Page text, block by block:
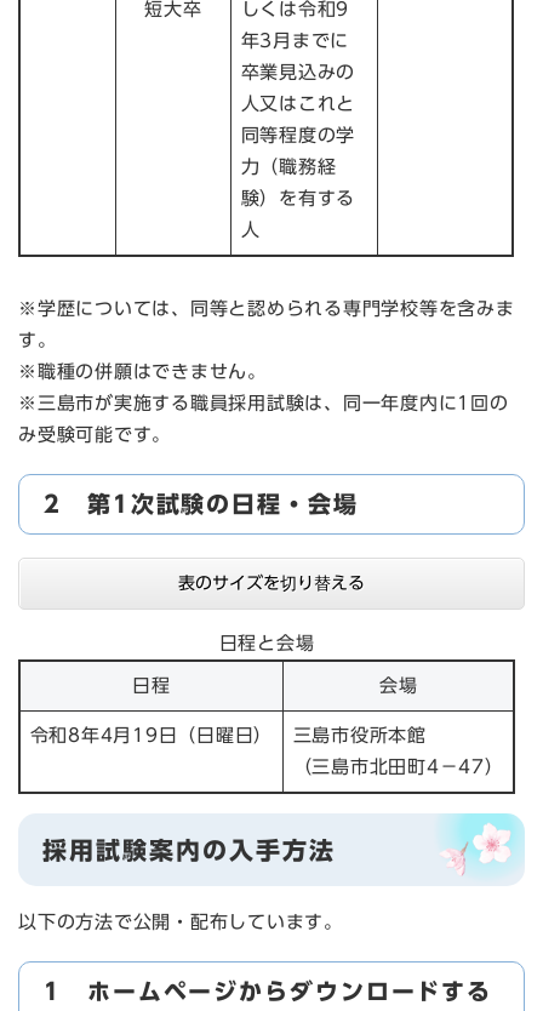
短大卒
しくは令和9
年3月までに
卒業見込みの
人又はこれと
同等程度の学
力（職務経
験）を有する
人
※学歴については、同等と認められる専門学校等を含みま
す。
※職種の併願はできません。
※三島市が実施する職員採用試験は、同一年度内に1回の
み受験可能です。
2 第1次試験の日程・会場
表のサイズを切り替える
日程と会場
日程 会場
令和8年4月19日（日曜日）
三島市役所本館
（三島市北田町4－47）
採用試験案内の入手方法
以下の方法で公開・配布しています。
1 ホームページからダウンロードする